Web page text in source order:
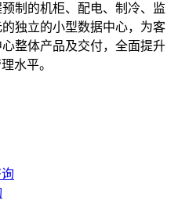
制的机柜、配电、制冷、监
独立的小型数据中心，为客
整体产品及交付，全面提升
水平。